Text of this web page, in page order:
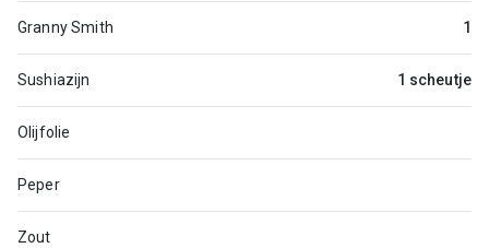
Granny Smith 1
Sushiazijn 1 scheutje
Olijfolie
Peper
Zout